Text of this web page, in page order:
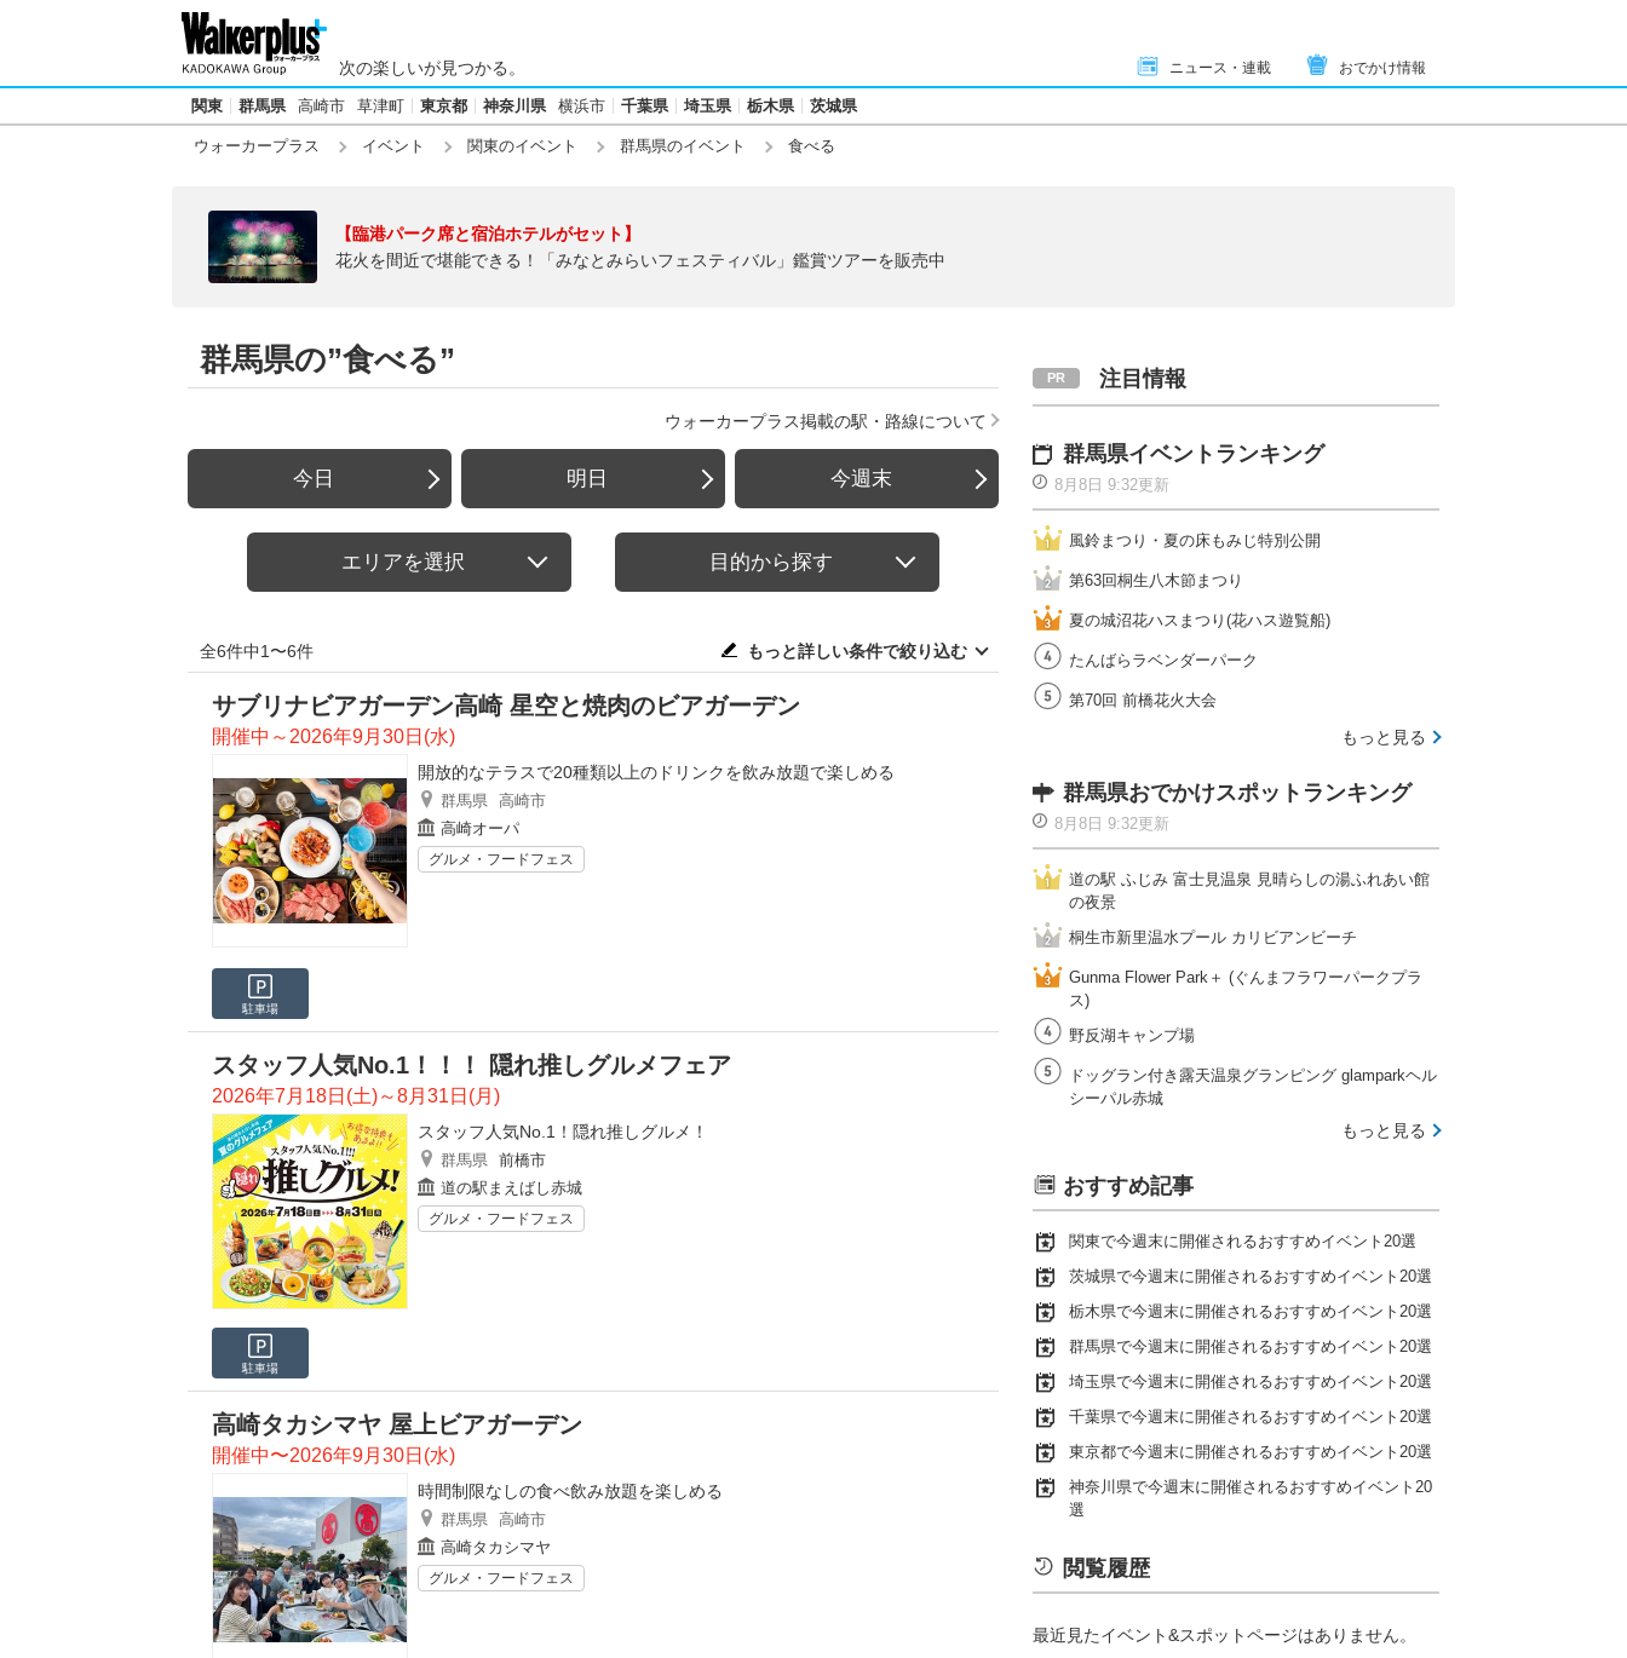
次の楽しいが見つかる。 ニュース・連載 おでかけ情報
関東 群馬県 高崎市 草津町 東京都 神奈川県 横浜市 千葉県 埼玉県 栃木県 茨城県
ウォーカープラス イベント 関東のイベント 群馬県のイベント 食べる
【臨港パーク席と宿泊ホテルがセット】
花火を間近で堪能できる！「みなとみらいフェスティバル」鑑賞ツアーを販売中
群馬県の”食べる”
ウォーカープラス掲載の駅・路線について
今日 明日 今週末
エリアを選択 目的から探す
全6件中1〜6件 もっと詳しい条件で絞り込む
サブリナビアガーデン高崎 星空と焼肉のビアガーデン
開催中～2026年9月30日(水)
開放的なテラスで20種類以上のドリンクを飲み放題で楽しめる
群馬県 高崎市
高崎オーパ
グルメ・フードフェス
駐車場
スタッフ人気No.1！！！ 隠れ推しグルメフェア
2026年7月18日(土)～8月31日(月)
スタッフ人気No.1！隠れ推しグルメ！
群馬県 前橋市
道の駅まえばし赤城
グルメ・フードフェス
駐車場
高崎タカシマヤ 屋上ビアガーデン
開催中〜2026年9月30日(水)
時間制限なしの食べ飲み放題を楽しめる
群馬県 高崎市
高崎タカシマヤ
グルメ・フードフェス
注目情報
群馬県イベントランキング
8月8日 9:32更新
風鈴まつり・夏の床もみじ特別公開
第63回桐生八木節まつり
夏の城沼花ハスまつり(花ハス遊覧船)
たんばらラベンダーパーク
第70回 前橋花火大会
もっと見る
群馬県おでかけスポットランキング
8月8日 9:32更新
道の駅 ふじみ 富士見温泉 見晴らしの湯ふれあい館
の夜景
桐生市新里温水プール カリビアンビーチ
Gunma Flower Park＋ (ぐんまフラワーパークプラ
ス)
野反湖キャンプ場
ドッグラン付き露天温泉グランピング glamparkヘル
シーパル赤城
もっと見る
おすすめ記事
関東で今週末に開催されるおすすめイベント20選
茨城県で今週末に開催されるおすすめイベント20選
栃木県で今週末に開催されるおすすめイベント20選
群馬県で今週末に開催されるおすすめイベント20選
埼玉県で今週末に開催されるおすすめイベント20選
千葉県で今週末に開催されるおすすめイベント20選
東京都で今週末に開催されるおすすめイベント20選
神奈川県で今週末に開催されるおすすめイベント20
選
閲覧履歴
最近見たイベント&スポットページはありません。